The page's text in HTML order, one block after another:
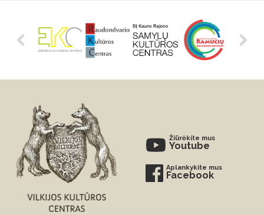
Žiūrėkite mus
Youtube
Aplankykite mus
Facebook